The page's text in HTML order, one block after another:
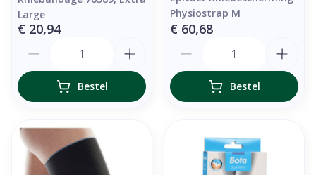
Large
€ 20,94
Bestel
Physiostrap M
€ 60,68
Bestel